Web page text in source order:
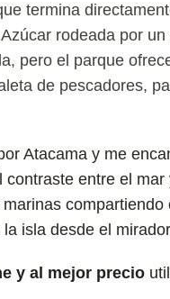
termina
rodeada por
pero el parque
de pescadores,
Atacama y me
entre el
isla desde el
y al mejor precio